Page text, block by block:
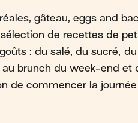
gâteau, eggs and
de recettes de
: du salé, du sucré,
brunch du week-end et
de commencer la